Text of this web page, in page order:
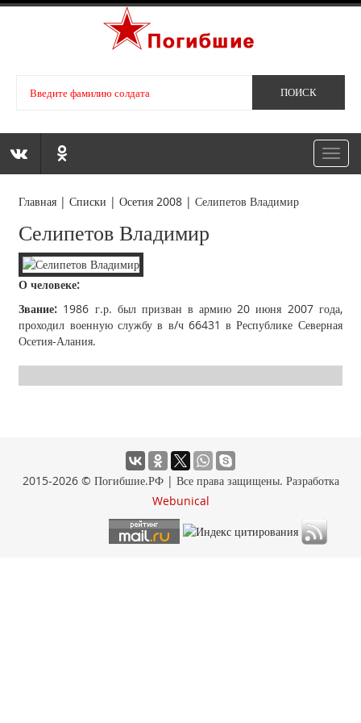
Главная |Списки |Осетия 2008 |Селипетов Владимир
Селипетов Владимир
О человеке:
Звание: 1986 г.р. был призван в армию 20 июня 2007 года,
проходил военную службу в в/ч 66431 в Республике Северная
Осетия-Алания.
2015-2026 © Погибшие.РФ | Все права защищены. Разработка
Webunical